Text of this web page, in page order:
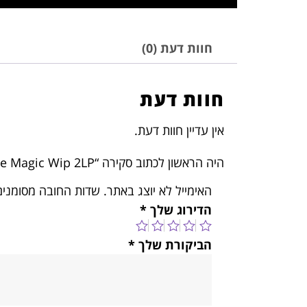
חוות דעת (0)
חוות דעת
אין עדיין חוות דעת.
היה הראשון לכתוב סקירה “Blur – The Magic Wip 2LP”
האימייל לא יוצג באתר. שדות החובה
הדירוג שלך *
הביקורת שלך *